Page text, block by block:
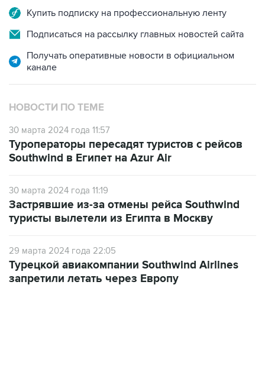
Купить подписку на профессиональную ленту
Подписаться на рассылку главных новостей сайта
Получать оперативные новости в официальном
канале
НОВОСТИ ПО ТЕМЕ
30 марта 2024 года 11:57
Туроператоры пересадят туристов с рейсов
Southwind в Египет на Azur Air
30 марта 2024 года 11:19
Застрявшие из-за отмены рейса Southwind
туристы вылетели из Египта в Москву
29 марта 2024 года 22:05
Турецкой авиакомпании Southwind Airlines
запретили летать через Европу